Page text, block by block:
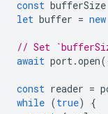
const bufferSize
let buffer = new
// Set
await port.open
const reader =
while (true)
{